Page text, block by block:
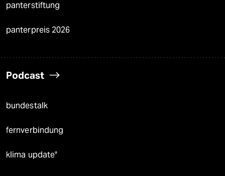
panterstiftung
panterpreis 2026
Podcast
bundestalk
fernverbindung
klima update°